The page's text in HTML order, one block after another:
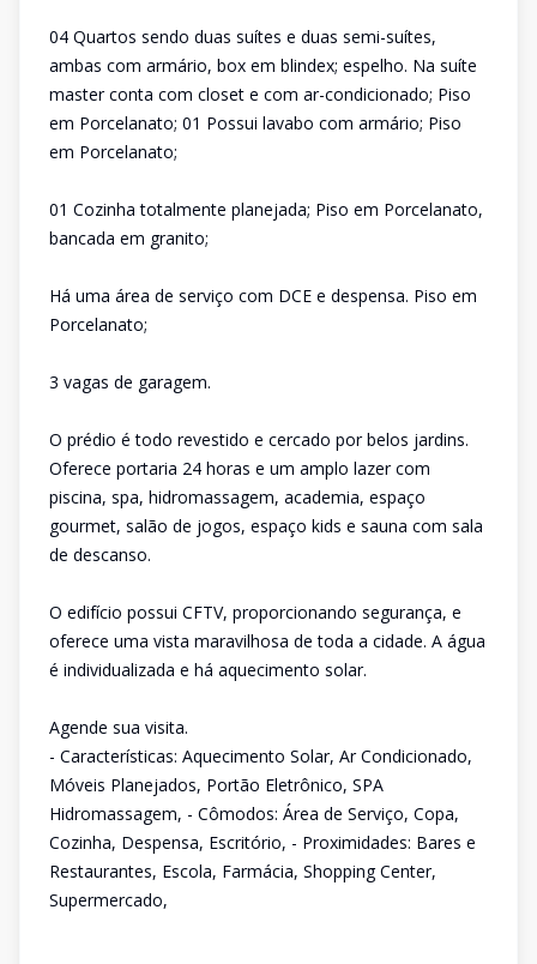
04 Quartos sendo duas suítes e duas semi-suítes,
ambas com armário, box em blindex; espelho. Na suíte
master conta com closet e com ar-condicionado; Piso
em Porcelanato; 01 Possui lavabo com armário; Piso
em Porcelanato;
01 Cozinha totalmente planejada; Piso em Porcelanato,
bancada em granito;
Há uma área de serviço com DCE e despensa. Piso em
Porcelanato;
3 vagas de garagem.
O prédio é todo revestido e cercado por belos jardins.
Oferece portaria 24 horas e um amplo lazer com
piscina, spa, hidromassagem, academia, espaço
gourmet, salão de jogos, espaço kids e sauna com sala
de descanso.
O edifício possui CFTV, proporcionando segurança, e
oferece uma vista maravilhosa de toda a cidade. A água
é individualizada e há aquecimento solar.
Agende sua visita.
- Características: Aquecimento Solar, Ar Condicionado,
Móveis Planejados, Portão Eletrônico, SPA
Hidromassagem, - Cômodos: Área de Serviço, Copa,
Cozinha, Despensa, Escritório, - Proximidades: Bares e
Restaurantes, Escola, Farmácia, Shopping Center,
Supermercado,